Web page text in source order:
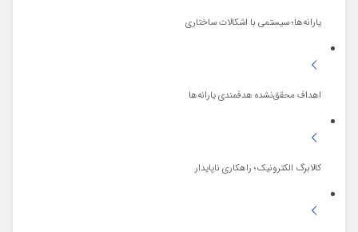
یارانه‌ها؛ سیستمی با اشکالات ساختاری
اهداف محقق‌نشده هدفمندی یارانه‌ها
کالابرگ الکترونیک؛ راهکاری ناپایدار